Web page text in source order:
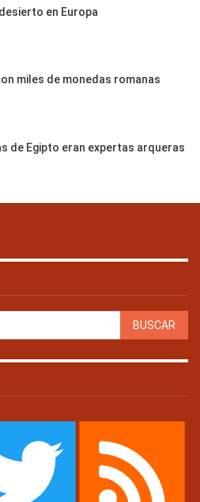
en Europa
miles de monedas romanas
de Egipto eran expertas arqueras